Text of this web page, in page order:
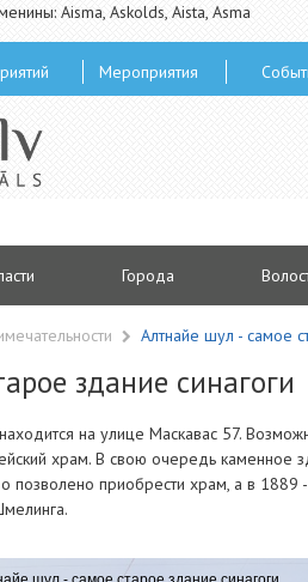
Aisma, Askolds, Aista, Asma
Мероприятия
Городa
Алтнайе шул - самое
здание синагоги
на улице Маскавас 57.
храм. В свою очередь каменное
позволено приобрести храм, а в 1889